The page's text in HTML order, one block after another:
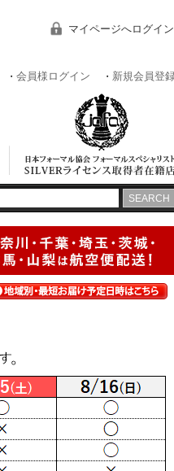
マイページへログイン